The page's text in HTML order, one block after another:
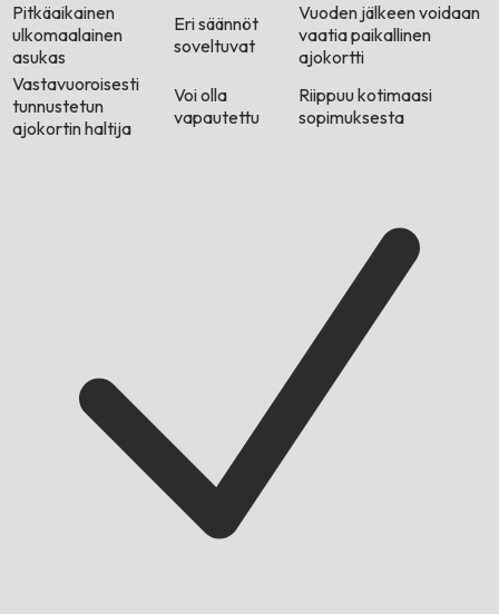
Pitkäaikainen
ulkomaalainen
asukas
Eri säännöt
soveltuvat
Vuoden jälkeen voidaan
vaatia paikallinen
ajokortti
Vastavuoroisesti
tunnustetun
ajokortin haltija
Voi olla
vapautettu
Riippuu kotimaasi
sopimuksesta